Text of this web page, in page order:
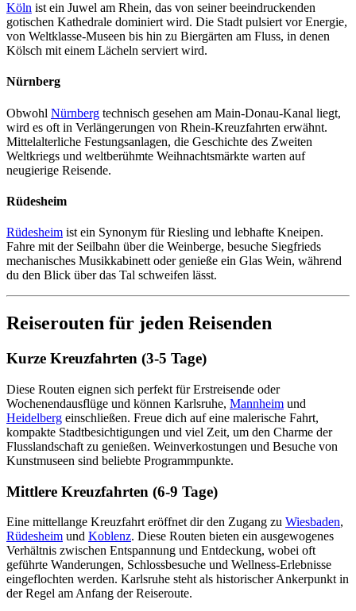
Köln ist ein Juwel am Rhein, das von seiner beeindruckenden
gotischen Kathedrale dominiert wird. Die Stadt pulsiert vor Energie,
von Weltklasse-Museen bis hin zu Biergärten am Fluss, in denen
Kölsch mit einem Lächeln serviert wird.
Nürnberg
Obwohl Nürnberg technisch gesehen am Main-Donau-Kanal liegt,
wird es oft in Verlängerungen von Rhein-Kreuzfahrten erwähnt.
Mittelalterliche Festungsanlagen, die Geschichte des Zweiten
Weltkriegs und weltberühmte Weihnachtsmärkte warten auf
neugierige Reisende.
Rüdesheim
Rüdesheim ist ein Synonym für Riesling und lebhafte Kneipen.
Fahre mit der Seilbahn über die Weinberge, besuche Siegfrieds
mechanisches Musikkabinett oder genieße ein Glas Wein, während
du den Blick über das Tal schweifen lässt.
Reiserouten für jeden Reisenden
Kurze Kreuzfahrten (3-5 Tage)
Diese Routen eignen sich perfekt für Erstreisende oder
Wochenendausflüge und können Karlsruhe, Mannheim und
Heidelberg einschließen. Freue dich auf eine malerische Fahrt,
kompakte Stadtbesichtigungen und viel Zeit, um den Charme der
Flusslandschaft zu genießen. Weinverkostungen und Besuche von
Kunstmuseen sind beliebte Programmpunkte.
Mittlere Kreuzfahrten (6-9 Tage)
Eine mittellange Kreuzfahrt eröffnet dir den Zugang zu Wiesbaden,
Rüdesheim und Koblenz. Diese Routen bieten ein ausgewogenes
Verhältnis zwischen Entspannung und Entdeckung, wobei oft
geführte Wanderungen, Schlossbesuche und Wellness-Erlebnisse
eingeflochten werden. Karlsruhe steht als historischer Ankerpunkt in
der Regel am Anfang der Reiseroute.